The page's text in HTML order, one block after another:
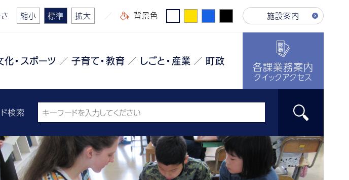
縮小 標準 拡大 背景色 施設案内
化・スポーツ 子育て・教育 しごと・産業 町政 各課業務案内
クイックアクセス
検索